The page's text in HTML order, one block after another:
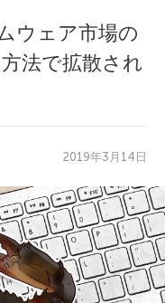
ウェア市場の
法で拡散され
2019年3月14日